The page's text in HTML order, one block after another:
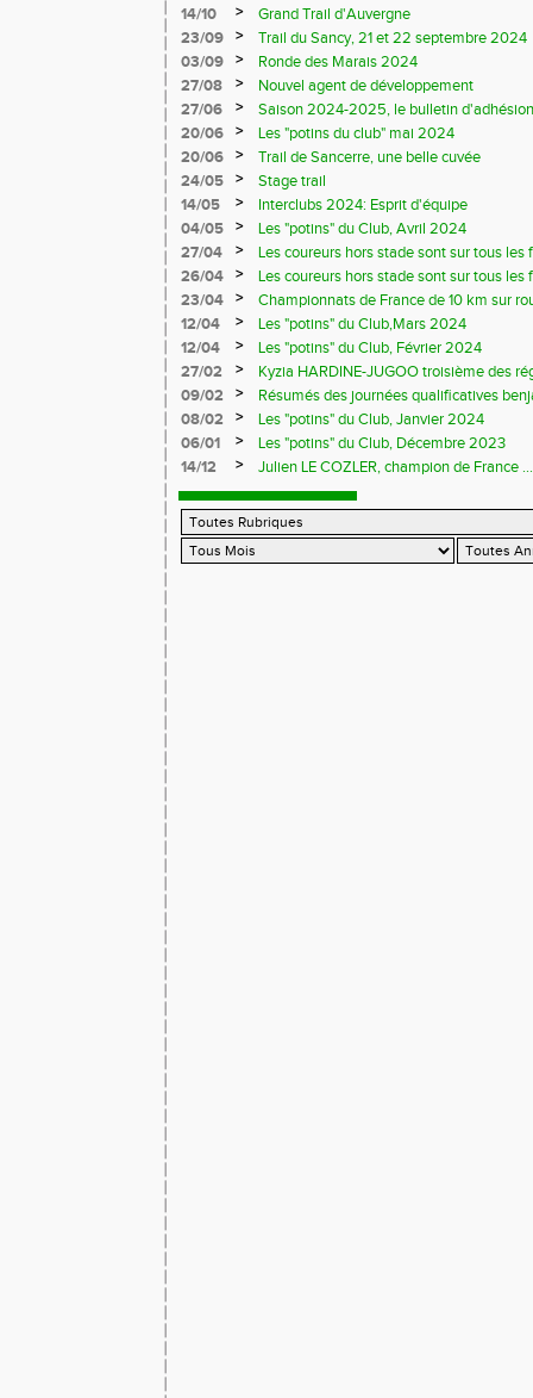
14/10 >
Grand Trail d'Auvergne
23/09
>
Trail du Sancy, 21 et 22 septembre 2024
03/09
>
Ronde des Marais 2024
27/08
>
Nouvel agent de développement
27/06
>
Saison 2024-2025, le bulletin
20/06
>
Les "potins du club" mai 2024
20/06
>
Trail de Sancerre, une belle cuvée
24/05
>
Stage trail
14/05
>
Interclubs 2024: Esprit d'équipe
04/05
>
Les "potins" du Club, Avril 2024
27/04
>
Les coureurs hors stade sont sur tous les
26/04
>
Les coureurs hors stade sont sur tous les
23/04
>
Championnats de France de 10 km sur
12/04
>
Les "potins" du Club,Mars 2024
12/04
>
Les "potins" du Club, Février 2024
27/02
>
Kyzia HARDINE-JUGOO troisième des
09/02
>
Résumés des journées qualificatives
08/02
>
Les "potins" du Club, Janvier 2024
06/01
>
Les "potins" du Club, Décembre 2023
14/12
> Julien LE COZLER, champion de France ...